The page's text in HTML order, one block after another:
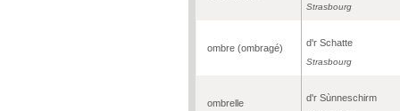
Strasbourg
ombre (ombragé) d'r Schatte
Strasbourg
ombrelle d'r Sùnneschirm